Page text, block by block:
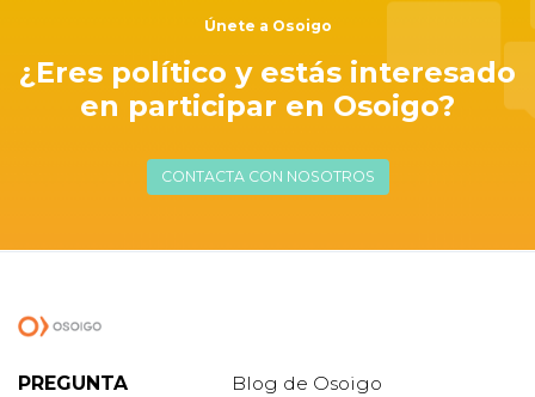
Únete a Osoigo
¿Eres político y estás interesado
en participar en Osoigo?
CONTACTA CON NOSOTROS
PREGUNTA Blog de Osoigo